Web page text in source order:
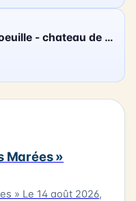
3 ans. Poussettes
trucks et
pour
ans : 19 € ; Tarif
Hostellerie de la quenoeuille - chateau de ledquent
Marées »